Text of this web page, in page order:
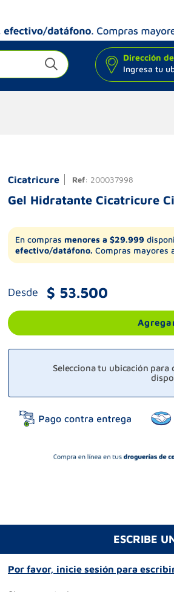
Dirección
Ingresa tu
Cicatricure Ref: 200037998
Gel Hidratante Cicatricure
En compras menores a $29.999
efectivo/datáfono. Compras mayores
Desde $ 53.500
Selecciona tu ubicación para
ESCRIBE
Por favor, inicie sesión para